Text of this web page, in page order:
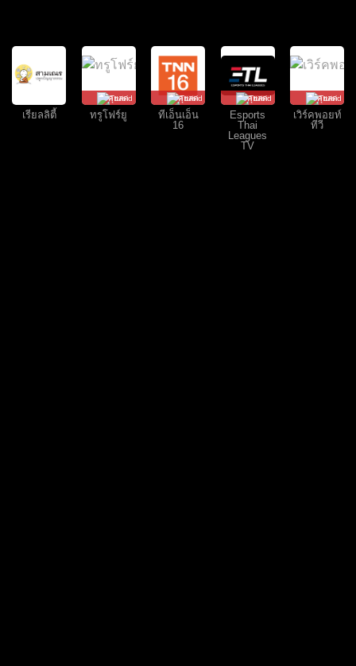
เรียลลิตี้
คุยสด
ทรูโฟร์ยู
คุยสด
ทีเอ็นเอ็น
16
คุยสด
Esports
Thai
Leagues
TV
คุยสด
เวิร์คพอยท์
ทีวี